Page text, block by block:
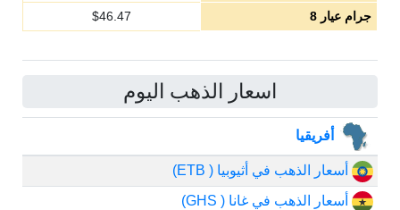
جرام عيار 8
$46.47
اسعار الذهب اليوم
أفريقيا
أسعار الذهب في أثيوبيا ( ETB)
أسعار الذهب في غانا ( GHS)